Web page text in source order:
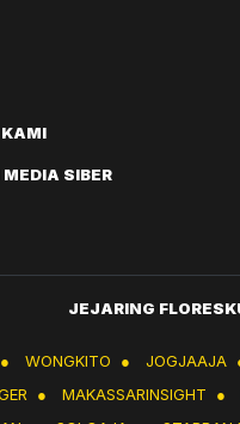
SIBER
JEJARING
● WONGKITO ● JOGJAAJA
● MAKASSARINSIGHT ●